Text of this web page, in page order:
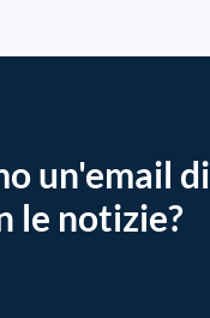
un'email di
le notizie?